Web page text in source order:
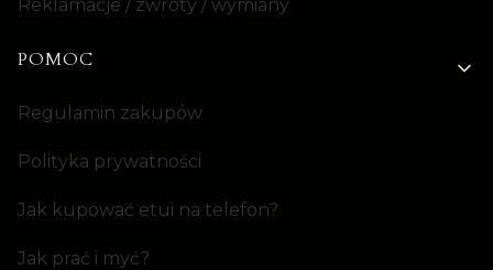
Reklamacje / zwroty / wymiany
POMOC
Regulamin zakupów
Polityka prywatności
Jak kupować etui na telefon?
Jak prać i myć?